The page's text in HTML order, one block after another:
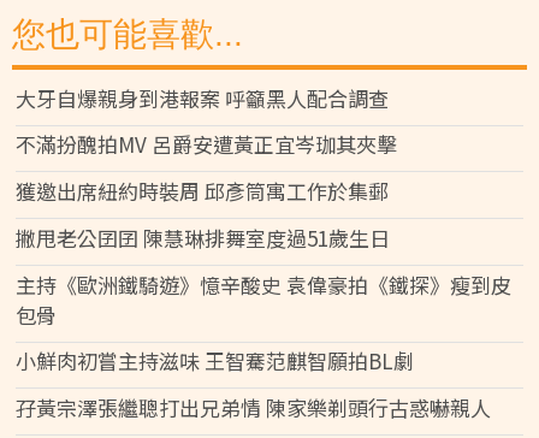
您也可能喜歡...
大牙自爆親身到港報案 呼籲黑人配合調查
不滿扮醜拍MV 呂爵安遭黃正宜岑珈其夾擊
獲邀出席紐約時裝周 邱彥筒寓工作於集郵
撇甩老公囝囝 陳慧琳排舞室度過51歲生日
主持《歐洲鐵騎遊》憶辛酸史 袁偉豪拍《鐵探》瘦到皮
包骨
小鮮肉初嘗主持滋味 王智騫范麒智願拍BL劇
孖黃宗澤張繼聰打出兄弟情 陳家樂剃頭行古惑嚇親人